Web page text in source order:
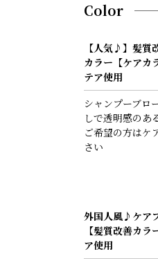
Color
【人気♪】髪質
カラー【ケアカ
テア使用
シャンプーブ
しで透明感のあ
ご希望の方はケ
さい
外国人風♪ケア
【髪質改善カ
ア使用